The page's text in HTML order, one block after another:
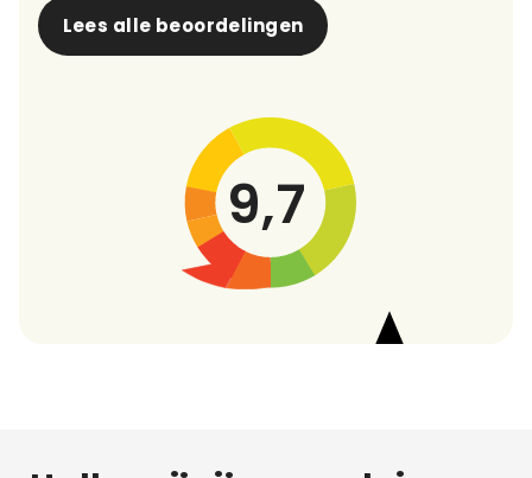
Lees alle beoordelingen
9,7